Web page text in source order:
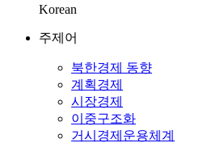
Korean
주제어
북한경제 동향
계획경제
시장경제
이중구조화
거시경제운용체계